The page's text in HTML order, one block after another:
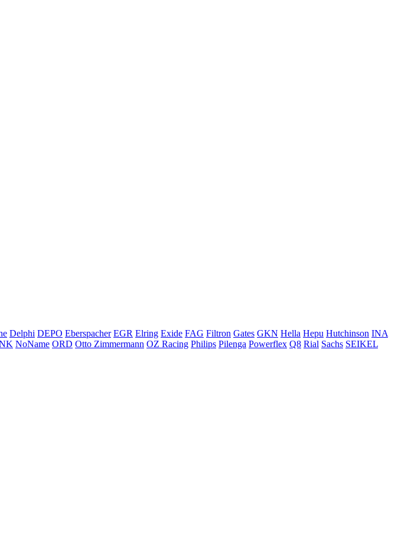
Delphi DEPO Eberspacher EGR Elring Exide FAG Filtron Gates GKN Hella Hepu Hutchinson INA
NoName ORD Otto Zimmermann OZ Racing Philips Pilenga Powerflex Q8 Rial Sachs SEIKEL